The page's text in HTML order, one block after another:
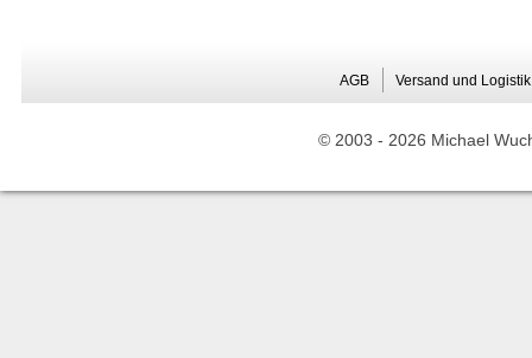
AGB Versand und Logistik
© 2003 - 2026 Michael